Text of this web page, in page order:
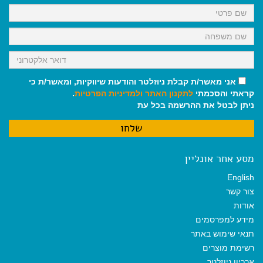
k
p
m
אני מאשר/ת קבלת ניוזלטר והודעות שיווקיות, ומאשר/ת כי
קראתי והסכמתי לתקנון האתר ולמדיניות הפרטיות.
ניתן לבטל את ההרשמה בכל עת
מסע אחר אונליין
English
צור קשר
אודות
מידע למפרסמים
תנאי שימוש באתר
רשימת מוצרים